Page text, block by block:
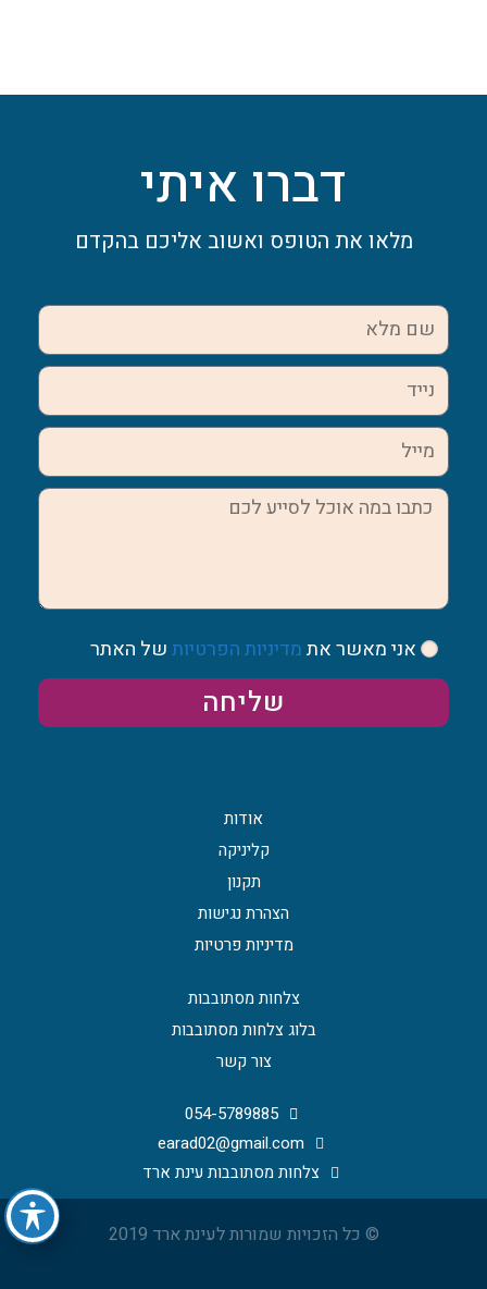
דברו איתי
מלאו את הטופס ואשוב אליכם בהקדם
אני מאשר אתמדיניות הפרטיותשל האתר
שליחה
אודות
קליניקה
תקנון
הצהרת נגישות
מדיניות פרטיות
צלחות מסתובבות
בלוג צלחות מסתובבות
צור קשר
054-5789885
earad02@gmail.com
צלחות מסתובבות עינת ארד
© כל הזכויות שמורות לעינת ארד 2019